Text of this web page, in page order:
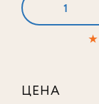
1
★
ЦЕНА